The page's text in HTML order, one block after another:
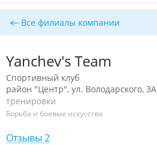
Все филиалы компании
Yanchev's Team
Спортивный клуб
район "Центр", ул. Володарского, 3А
тренировки
Борьба и боевые искусства
Отзывы 2